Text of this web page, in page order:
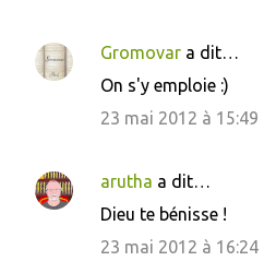
a
s
Gromovar a dit…
On s'y emploie :)
23 mai 2012 à 15:49
arutha a dit…
Dieu te bénisse !
23 mai 2012 à 16:24